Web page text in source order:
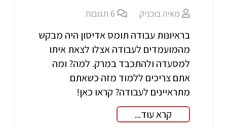
מאיה בוכניק 6 תגובות
בראיונות עבודה תומס אדיסון היה מבקש
מהמועמדים לעבודה אצלו לצאת איתו
למסעדה ולהתכבד במרק. למה? ומה
אתם צריכים ללמוד מזה כשאתם
מתראיינים לעבודה? קראו כאן!
קרא עוד...